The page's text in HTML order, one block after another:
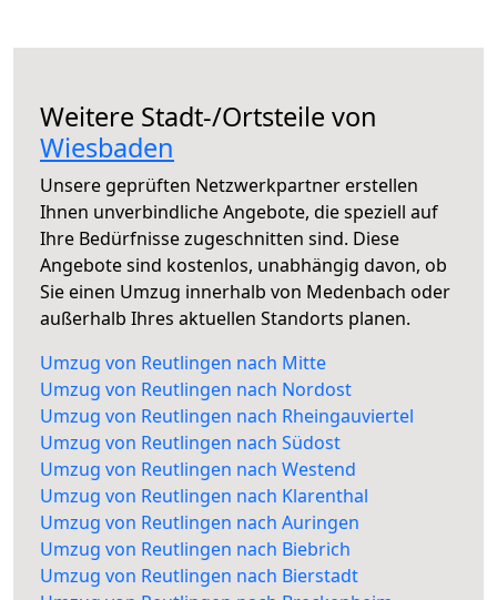
Weitere Stadt-/Ortsteile von
Wiesbaden
Unsere geprüften Netzwerkpartner erstellen
Ihnen unverbindliche Angebote, die speziell auf
Ihre Bedürfnisse zugeschnitten sind. Diese
Angebote sind kostenlos, unabhängig davon, ob
Sie einen Umzug innerhalb von Medenbach oder
außerhalb Ihres aktuellen Standorts planen.
Umzug von Reutlingen nach Mitte
Umzug von Reutlingen nach Nordost
Umzug von Reutlingen nach Rheingauviertel
Umzug von Reutlingen nach Südost
Umzug von Reutlingen nach Westend
Umzug von Reutlingen nach Klarenthal
Umzug von Reutlingen nach Auringen
Umzug von Reutlingen nach Biebrich
Umzug von Reutlingen nach Bierstadt